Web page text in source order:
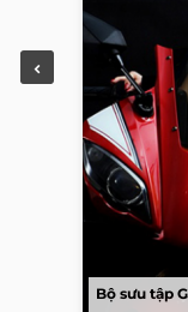
Bộ sưu tập